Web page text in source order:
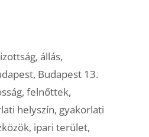
,állás,
, Budapest 13.
, felnőttek,
helyszín, gyakorlati
, ipari terület,